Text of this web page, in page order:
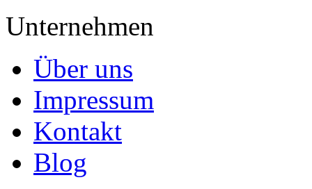
Unternehmen
Über uns
Impressum
Kontakt
Blog